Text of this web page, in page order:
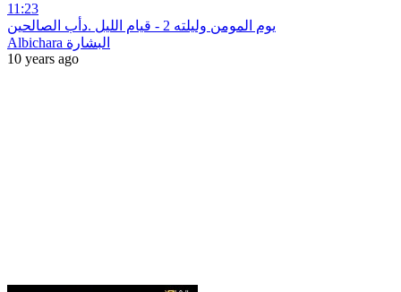
11:23
يوم المومن وليلته 2 - قيام الليل .دأب الصالحين
Albichara البشارة
10 years ago